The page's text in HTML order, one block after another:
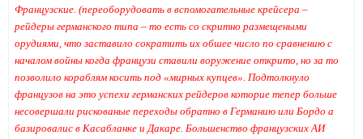
Французские (переоборудовать в вспомогательные крейсера –
рейдеры германского типа – то есть со скритно размещеными
орудиями, что заставило сократить их обшее число по сравнению с
началом войны когда французи ставили воружение открито, но за то
позволило кораблям косить под «мирных купцев». Подтолкнуло
французов на это успехи германских рейдеров которие тепер больше
несовершали рискованые переходы обратно в Германию или Бордо а
базировалис в Касабланке и Дакаре. Большенство французских АИ